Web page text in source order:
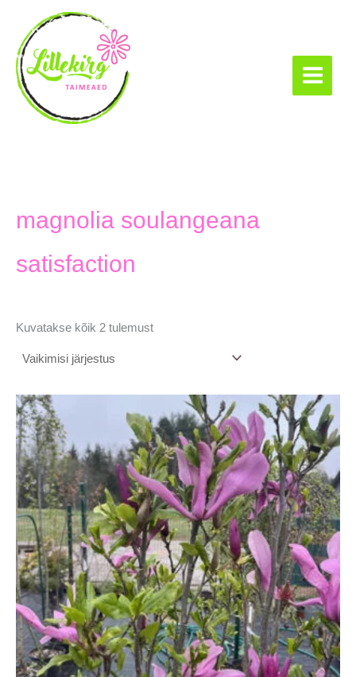
content
magnolia soulangeana
satisfaction
Kuvatakse kõik 2 tulemust